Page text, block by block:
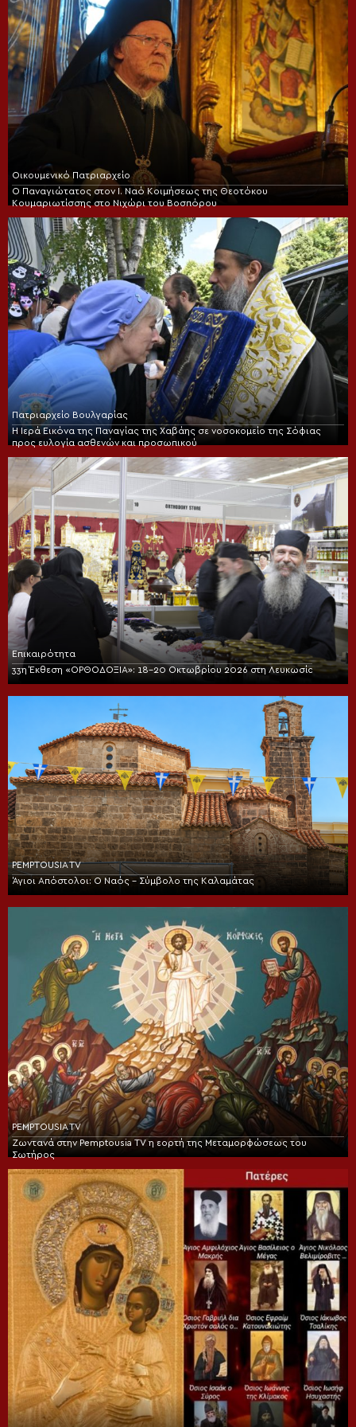
Οικουμενικό Πατριαρχείο
Ο Παναγιώτατος στον Ι. Ναό Κοιμήσεως της Θεοτόκου
Κουμαριωτίσσης στο Νιχώρι του Βοσπόρου
Πατριαρχείο Βουλγαρίας
Η Ιερά Εικόνα της Παναγίας της Χαβάης σε νοσοκομείο της Σόφιας
προς ευλογία ασθενών και προσωπικού
Επικαιρότητα
33η Έκθεση «ΟΡΘΟΔΟΞΙΑ»: 18-20 Οκτωβρίου 2026 στη Λευκωσία
PEMPTOUSIA TV
Άγιοι Απόστολοι: Ο Ναός – Σύμβολο της Καλαμάτας
PEMPTOUSIA TV
Ζωντανά στην Pemptousia TV η εορτή της Μεταμορφώσεως του
Σωτήρος